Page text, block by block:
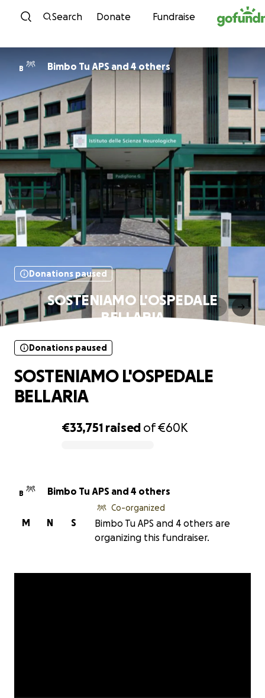
Skip to content
Search Donate Fundraise
B Bimbo Tu APS and 4 others
Donations paused
SOSTENIAMO L'OSPEDALE
BELLARIA
€33,751 raised of€60K
Donations paused
SOSTENIAMO L'OSPEDALE
BELLARIA
B Bimbo Tu APS and 4 others
S
N
M
Co-organized
Bimbo Tu APS and 4 others are
organizing this fundraiser.